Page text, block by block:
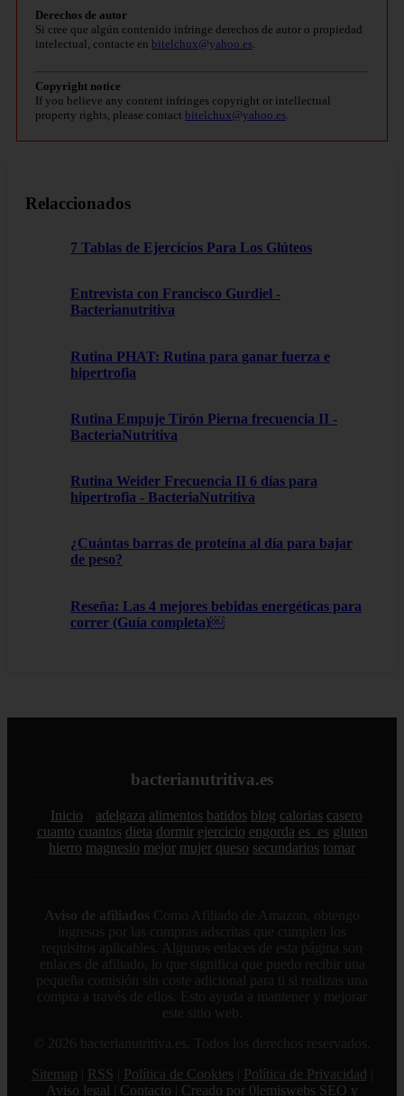
Derechos de autor
Si cree que algún contenido infringe derechos de autor o propiedad
intelectual, contacte en bitelchux@yahoo.es
Copyright notice
If you believe any content infringes copyright or intellectual
property rights, please contact bitelchux@yahoo.es
Relaccionados
7 Tablas de Ejercicios Para Los Glúteos
Entrevista con Francisco Gurdiel -
Bacterianutritiva
Rutina PHAT: Rutina para ganar fuerza e
hipertrofia
Rutina Empuje Tirón Pierna frecuencia II -
BacteriaNutritiva
Rutina Weider Frecuencia II 6 días para
hipertrofia - BacteriaNutritiva
¿Cuántas barras de proteína al día para bajar
de peso?
Reseña: Las 4 mejores bebidas energéticas para
correr (Guía completa)￼
bacterianutritiva.es
Inicio adelgaza alimentos batidos blog calorias casero
cuanto cuantos dieta dormir ejercicio engorda es_es gluten
hierro magnesio mejor mujer queso secundarios tomar
Aviso de afiliados Como Afiliado de Amazon, obtengo
ingresos por las compras adscritas que cumplen los
requisitos aplicables. Algunos enlaces de esta página son
enlaces de afiliado, lo que significa que puedo recibir una
pequeña comisión sin coste adicional para ti si realizas una
compra a través de ellos. Esto ayuda a mantener y mejorar
este sitio web.
© 2026 bacterianutritiva.es. Todos los derechos reservados.
Sitemap
RSS Política de Cookies Política de Privacidad
Aviso legal
Contacto Creado por 0lemiswebs SEO y